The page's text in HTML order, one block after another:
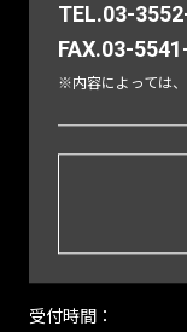
TEL.03-
FAX.03-
※内容によっては、
受付時間：